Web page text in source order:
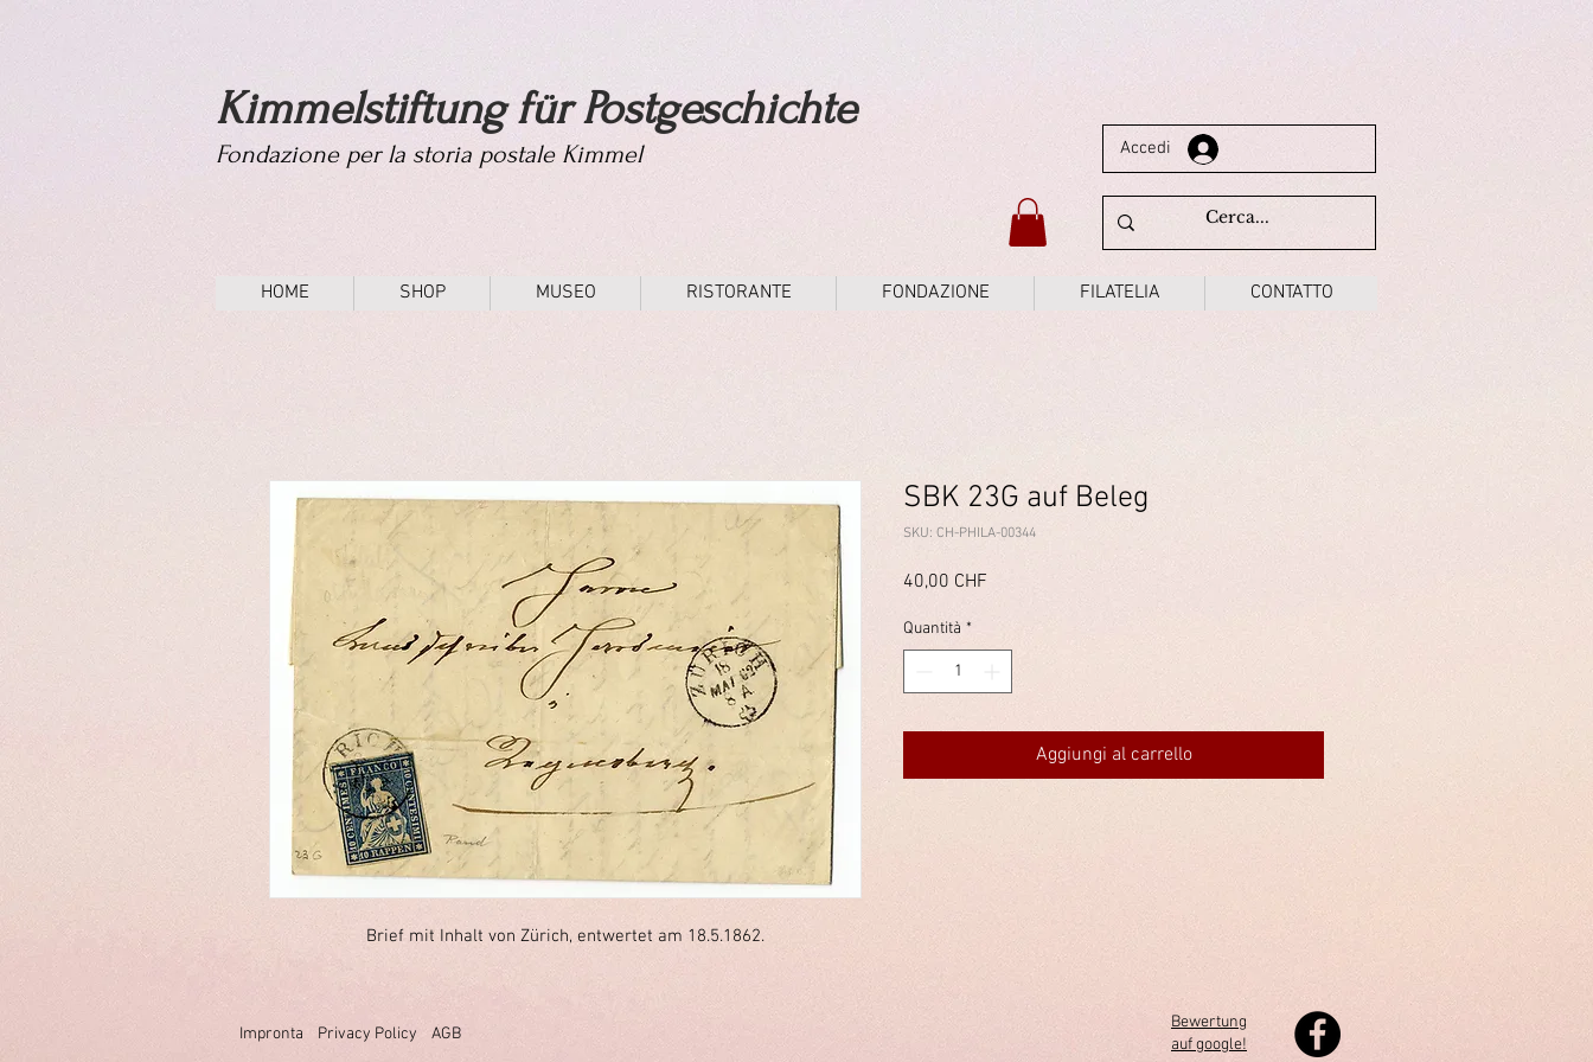
Kimmelstiftung für Postgeschichte
Fondazione per la storia postale Kimmel Accedi
HOME SHOP MUSEO RISTORANTE FONDAZIONE FILATELIA CONTATTO
Brief mit Inhalt von Zürich, entwertet am 18.5.1862.
SBK 23G auf Beleg
SKU: CH-PHILA-00344
40,00 CHF
Quantità *
Aggiungi al carrello
Impronta Privacy Policy AGB
Bewertung
auf google!